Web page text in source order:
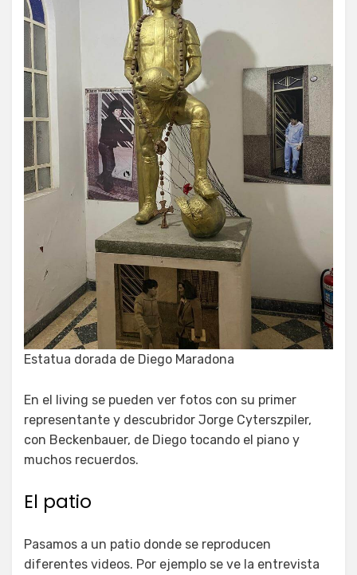
Estatua dorada de Diego Maradona
En el living se pueden ver fotos con su primer
representante y descubridor Jorge Cyterszpiler,
con Beckenbauer, de Diego tocando el piano y
muchos recuerdos.
El patio
Pasamos a un patio donde se reproducen
diferentes videos. Por ejemplo se ve la entrevista